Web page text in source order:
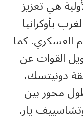
هي تعزيز
بأوكرانيا
العسكري. كما
القوات عن
دونيتسك،
محور بين
يار.